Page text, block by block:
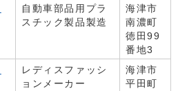
自動車部品用プラ
スチック製品製造
海津市
南濃町
徳田99
番地3
レディスファッシ
ョンメーカー
海津市
平田町